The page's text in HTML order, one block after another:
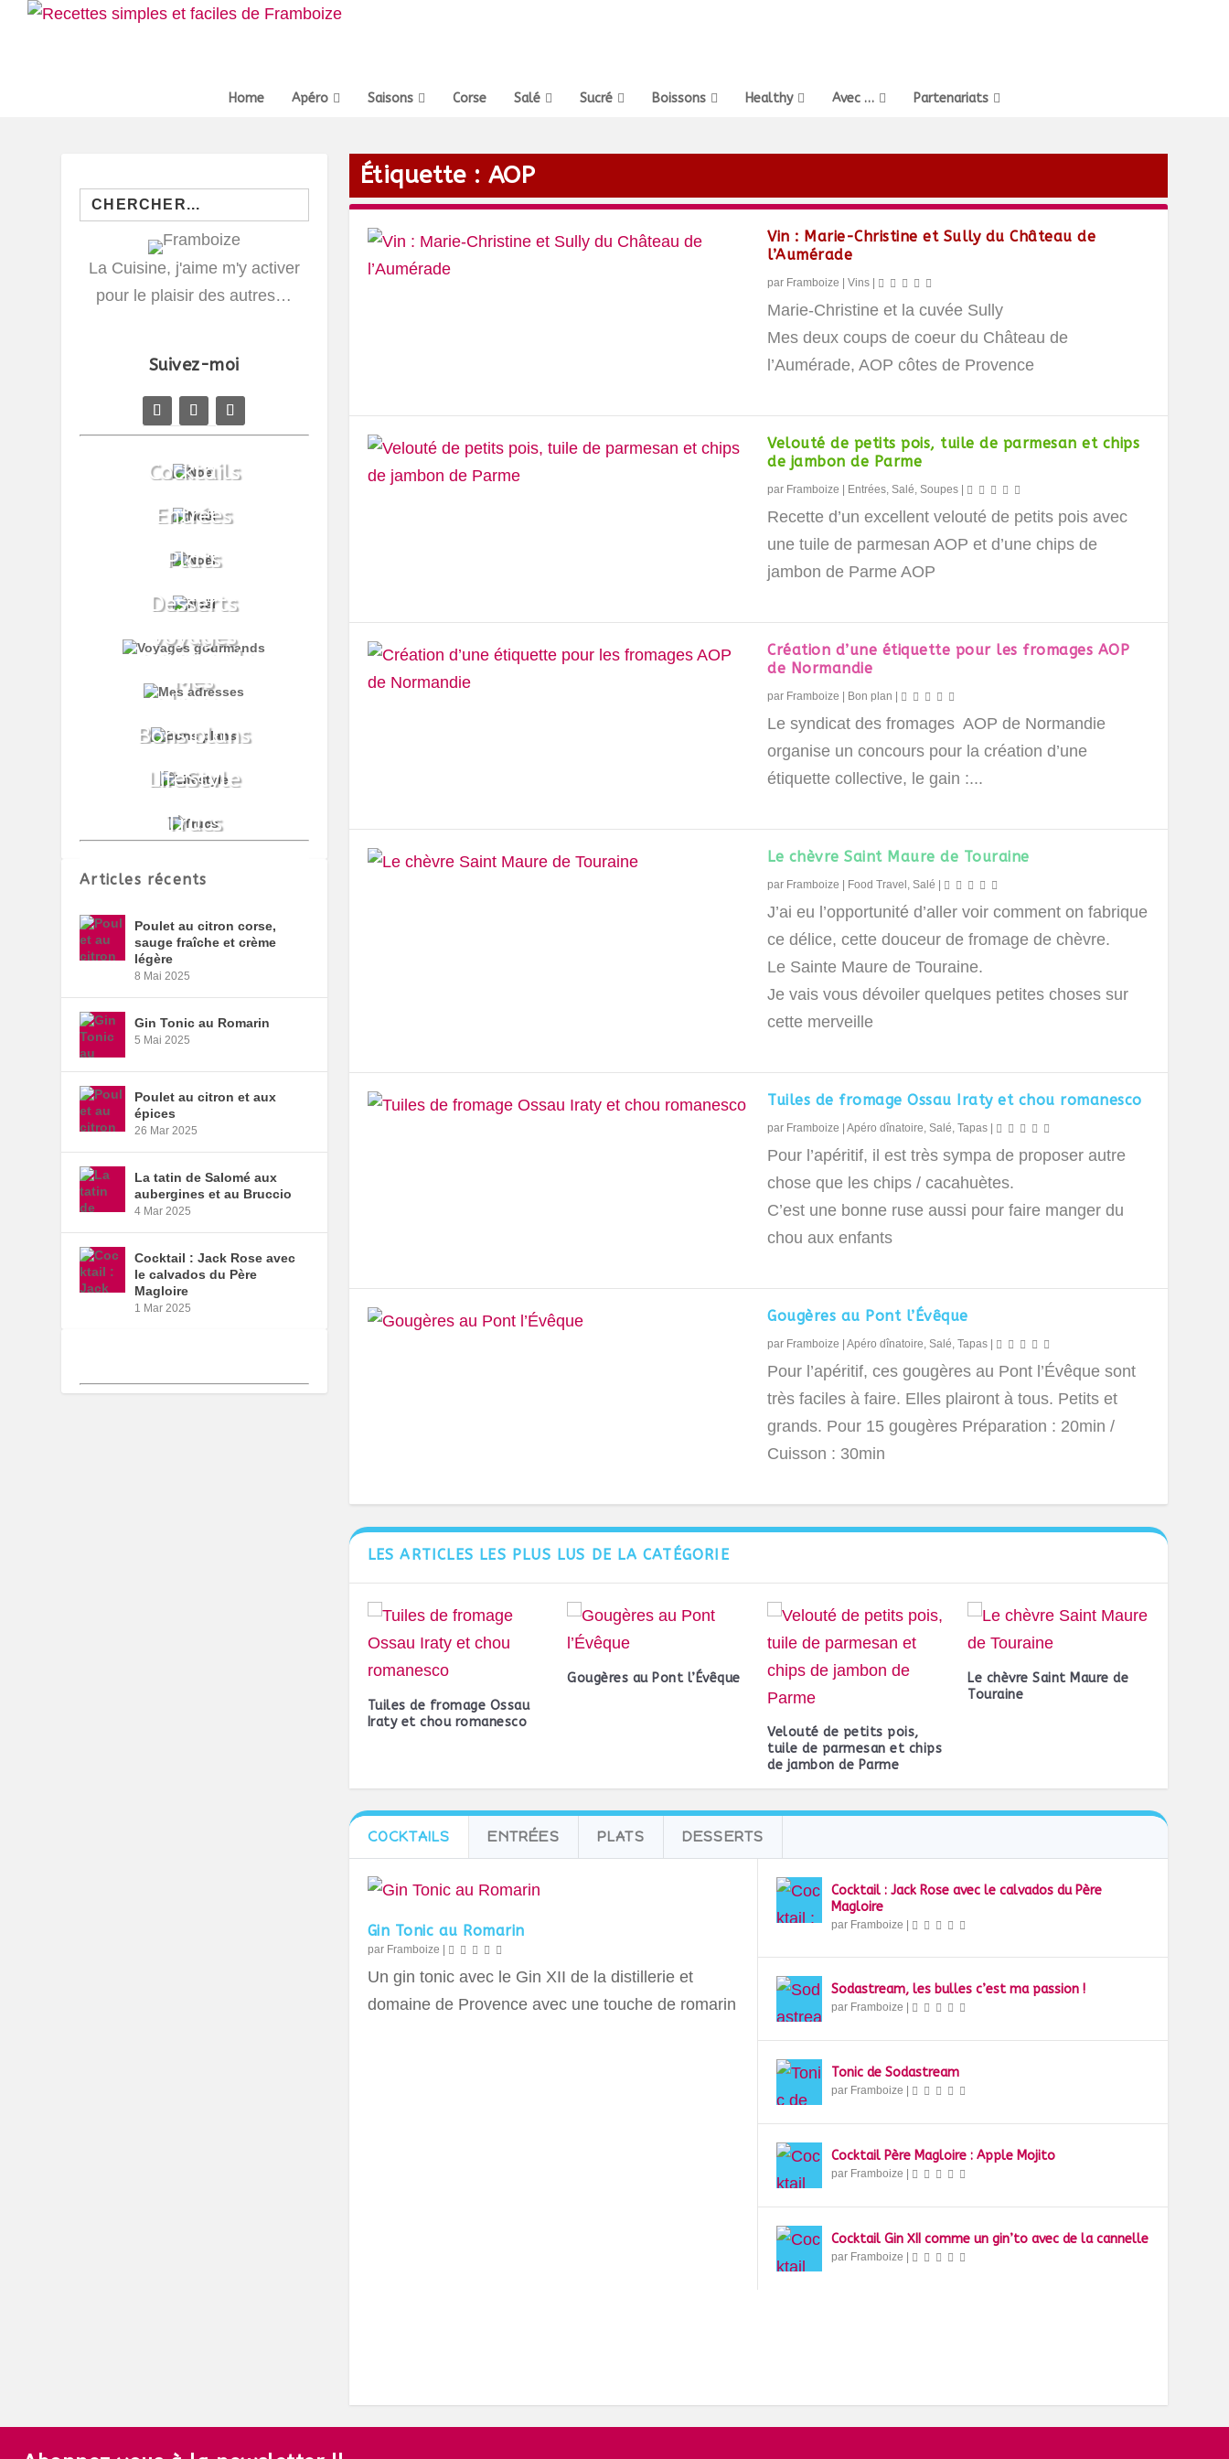
Home Apéro Saisons Corse Salé Sucré Boissons Healthy Avec … Partenariats
Étiquette : AOP
Vin : Marie-Christine et Sully du Château de
l’Aumérade
par Framboize |Vins
Marie-Christine et la cuvée Sully
Mes deux coups de coeur du Château de
l’Aumérade, AOP côtes de Provence
Velouté de petits pois, tuile de parmesan et chips
de jambon de Parme
par Framboize Entrées,Salé,Soupes
Recette d’un excellent velouté de petits pois avec
une tuile de parmesan AOP et d’une chips de
jambon de Parme AOP
Création d’une étiquette pour les fromages AOP
de Normandie
par Framboize Bon plan
Le syndicat des fromages AOP de Normandie
organise un concours pour la création d’une
étiquette collective, le gain :...
Le chèvre Saint Maure de Touraine
par Framboize Food Travel ,Salé
J’ai eu l’opportunité d’aller voir comment on fabrique
ce délice, cette douceur de fromage de chèvre.
Le Sainte Maure de Touraine.
Je vais vous dévoiler quelques petites choses sur
cette merveille
Tuiles de fromage Ossau Iraty et chou romanesco
par Framboize |Apéro dînatoire,Salé,Tapas
Pour l’apéritif, il est très sympa de proposer autre
chose que les chips / cacahuètes.
C’est une bonne ruse aussi pour faire manger du
chou aux enfants
Gougères au Pont l’Évêque
par Framboize |Apéro dînatoire,Salé,Tapas
Pour l’apéritif, ces gougères au Pont l’Évêque sont
très faciles à faire. Elles plairont à tous. Petits et
grands. Pour 15 gougères Préparation : 20min /
Cuisson : 30min
LES ARTICLES LES PLUS LUS DE LA CATÉGORIE
Tuiles de fromage Ossau
Iraty et chou romanesco
Gougères au Pont l’Évêque
Velouté de petits pois,
tuile de parmesan et chips
de jambon de Parme
Le chèvre Saint Maure de
Touraine
COCKTAILS ENTRÉES PLATS DESSERTS
Gin Tonic au Romarin
par Framboize
Un gin tonic avec le Gin XII de la distillerie et
domaine de Provence avec une touche de romarin
Cocktail : Jack Rose avec le calvados du Père
Magloire
par Framboize
Sodastream, les bulles c’est ma passion !
par Framboize
Tonic de Sodastream
par Framboize
Cocktail Père Magloire : Apple Mojito
par Framboize
Cocktail Gin XII comme un gin’to avec de la cannelle
par Framboize
Search
for:
La Cuisine, j'aime m'y activer
pour le plaisir des autres…
Suivez-moi
Articles récents
Poulet au citron corse,
sauge fraîche et crème
légère
8 Mai 2025
Gin Tonic au Romarin
5 Mai 2025
Poulet au citron et aux
épices
26 Mar 2025
La tatin de Salomé aux
aubergines et au Bruccio
4 Mar 2025
Cocktail : Jack Rose avec
le calvados du Père
Magloire
1 Mar 2025